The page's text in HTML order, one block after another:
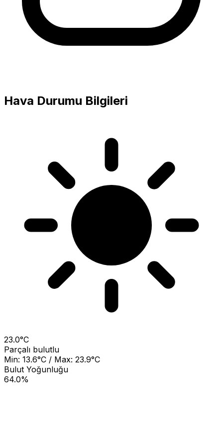
Hava Durumu Bilgileri
23.0°C
Parçalı bulutlu
Min: 13.6°C / Max: 23.9°C
Bulut Yoğunluğu
64.0%